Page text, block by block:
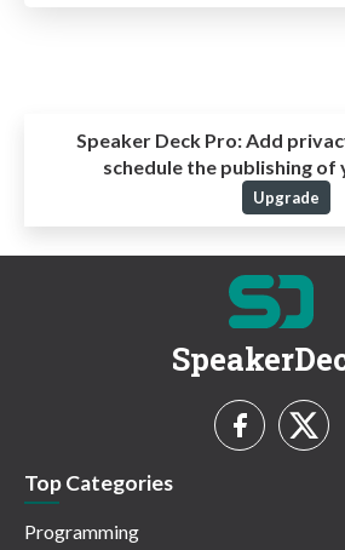
Speaker Deck Pro:Add
schedule the publishing of
Upgrade
Top Categories
Programming